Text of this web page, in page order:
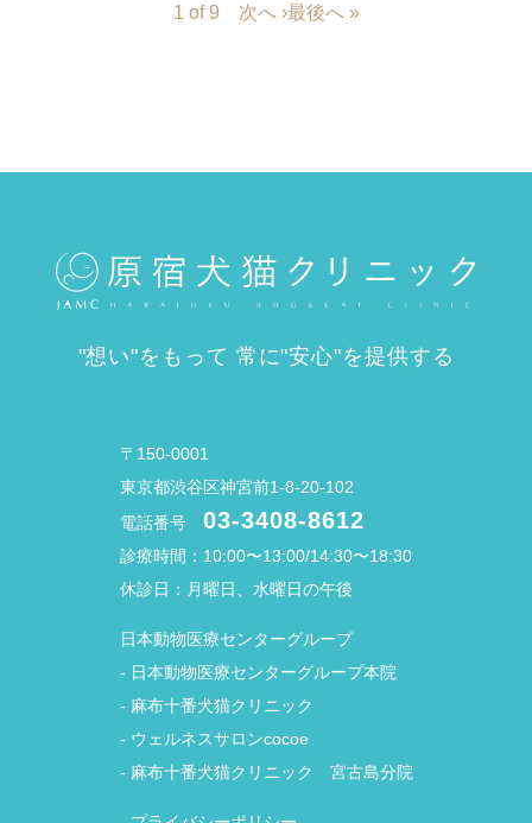
1 of 9 次へ ›最後へ »
"想い"をもって 常に"安心"を提供する
〒150-0001
東京都渋谷区神宮前1-8-20-102
電話番号 03-3408-8612
診療時間：10:00〜13:00/14:30〜18:30
休診日：月曜日、水曜日の午後
日本動物医療センターグループ
- 日本動物医療センターグループ本院
- 麻布十番犬猫クリニック
- ウェルネスサロンcocoe
- 麻布十番犬猫クリニック 宮古島分院